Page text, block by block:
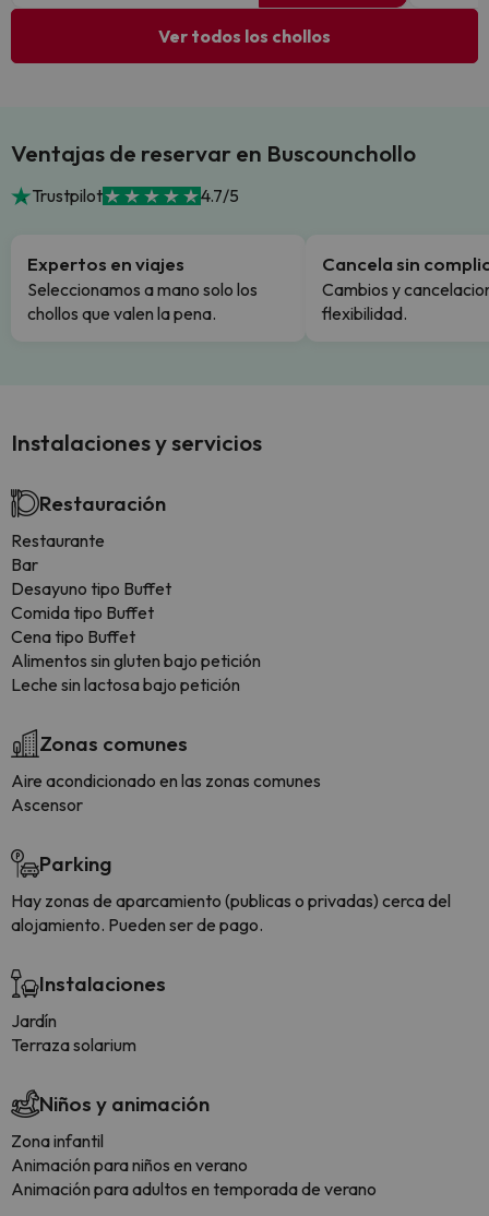
Ver todos los chollos
Ventajas de reservar en Buscounchollo
Trustpilot 4.7/5
Expertos en viajes
Seleccionamos a mano solo los
chollos que valen la pena.
Cancela sin
Cambios y
flexibilidad.
Instalaciones y servicios
Restauración
Restaurante
Bar
Desayuno tipo Buffet
Comida tipo Buffet
Cena tipo Buffet
Alimentos sin gluten bajo petición
Leche sin lactosa bajo petición
Zonas comunes
Aire acondicionado en las zonas comunes
Ascensor
Parking
Hay zonas de aparcamiento (publicas o privadas) cerca del
alojamiento. Pueden ser de pago.
Instalaciones
Jardín
Terraza solarium
Niños y animación
Zona infantil
Animación para niños en verano
Animación para adultos en temporada de verano